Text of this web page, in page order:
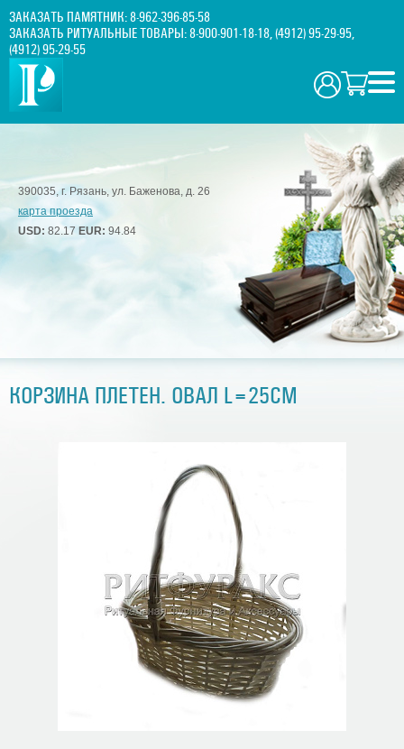
ЗАКАЗАТЬ ПАМЯТНИК:8-962-396-85-58
ЗАКАЗАТЬ РИТУАЛЬНЫЕ ТОВАРЫ:8-900-901-18-18,(4912) 95-29-95,
(4912) 95-29-55
390035, г. Рязань, ул. Баженова, д. 26
карта проезда
USD: 82.17 EUR: 94.84
КОРЗИНА ПЛЕТЕН. ОВАЛ L=25СМ